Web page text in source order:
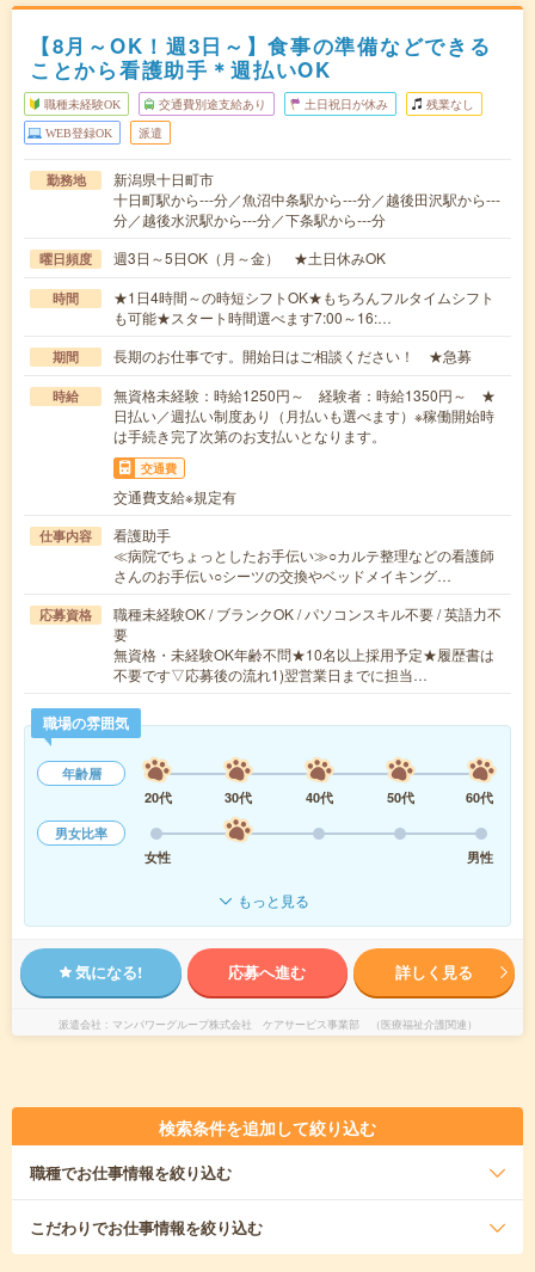
【8月～OK！週3日～】食事の準備などできる
ことから看護助手＊週払いOK
職種未経験OK 交通費別途支給あり 土日祝日が休み 残業なし
WEB登録OK 派遣
勤務地
新潟県十日町市
十日町駅から---分／魚沼中条駅から---分／越後田沢駅から---
分／越後水沢駅から---分／下条駅から---分
曜日頻度 週3日～5日OK（月～金） ★土日休みOK
時間
★1日4時間～の時短シフトOK★もちろんフルタイムシフト
も可能★スタート時間選べます7:00～16:…
期間 長期のお仕事です。開始日はご相談ください！ ★急募
時給
無資格未経験：時給1250円～ 経験者：時給1350円～ ★
日払い／週払い制度あり（月払いも選べます）※稼働開始時
は手続き完了次第のお支払いとなります。
交通費
交通費支給※規定有
仕事内容
看護助手
≪病院でちょっとしたお手伝い≫○カルテ整理などの看護師
さんのお手伝い○シーツの交換やベッドメイキング…
応募資格
職種未経験OK / ブランクOK / パソコンスキル不要 / 英語力不
要
無資格・未経験OK年齢不問★10名以上採用予定★履歴書は
不要です▽応募後の流れ1)翌営業日までに担当…
職場の雰囲気
年齢層
20代
30代 40代 50代
60代
男女比率
女性
男性
もっと見る
気になる! 応募へ進む 詳しく見る
派遣会社 マンパワーグループ株式会社 ケアサービス事業部 （医療福祉介護関連）
検索条件を追加して絞り込む
職種でお仕事情報を絞り込む
こだわりでお仕事情報を絞り込む